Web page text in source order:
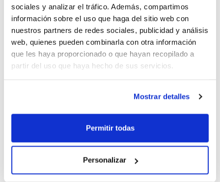
sociales y analizar el tráfico. Además, compartimos
información sobre el uso que haga del sitio web con
nuestros partners de redes sociales, publicidad y análisis
web, quienes pueden combinarla con otra información
que les haya proporcionado o que hayan recopilado a
partir del uso que haya hecho de sus servicios.
Mostrar detalles
Permitir todas
Personalizar
Ya puedes inscribirte a lasEscuelas de
Primavera FBCV, que este año se
desarrollarándel 6 al 10 de abril para
chicos y chicas nacidos entre los años
de todo tipo. Todo ello en las instalaciones
del Polideportivo Benimaclet de Valencia y
con la colaboración del Ayuntamiento de
Valencia y la Federación de Esgrima de la